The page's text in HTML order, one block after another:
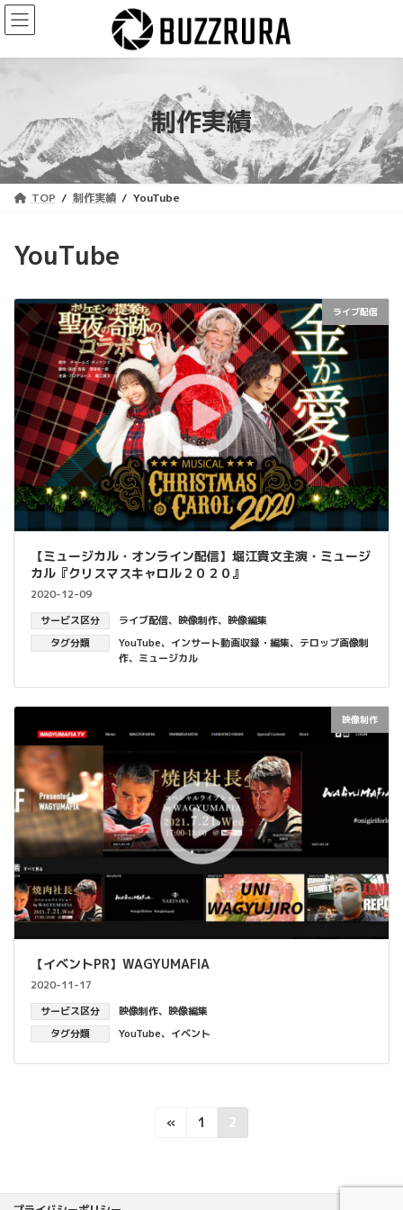
コ
ン
ン
ッ
プ
ナ
ビ
ー
移
動
制作実績
TOP 制作実績 YouTube
YouTube
ライブ配信
【ミュージカル・オンライン配信】堀江貴文主演・ミュージ
カル『クリスマスキャロル２０２０』
2020-12-09
サービス区分
ライブ配信、 映像制作、 映像編集
タグ分類
YouTube、 インサート動画収録・編集、 テロップ画像制
作、 ミュージカル
映像制作
【イベントPR】WAGYUMAFIA
2020-11-17
サービス区分
映像制作、 映像編集
タグ分類
YouTube、 イベント
«
固
ジ
1
固
定
ジ
2